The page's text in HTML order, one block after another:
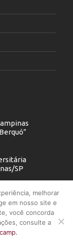
SP
melhorar
em nosso site e
você concorda
consulte a